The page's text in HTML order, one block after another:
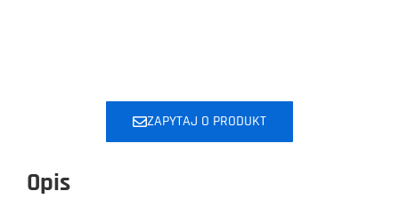
ZAPYTAJ O PRODUKT
Opis